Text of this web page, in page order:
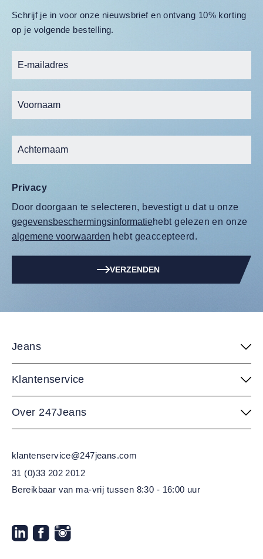
Schrijf je in voor onze nieuwsbrief en ontvang 10% korting
op je volgende bestelling.
Privacy
Door doorgaan te selecteren, bevestigt u dat u onze
gegevensbeschermingsinformatiehebt gelezen en onze
algemene voorwaarden hebt geaccepteerd.
VERZENDEN
Jeans
Klantenservice
Over 247Jeans
klantenservice@247jeans.com
31 (0)33 202 2012
Bereikbaar van ma-vrij tussen 8:30 - 16:00 uur